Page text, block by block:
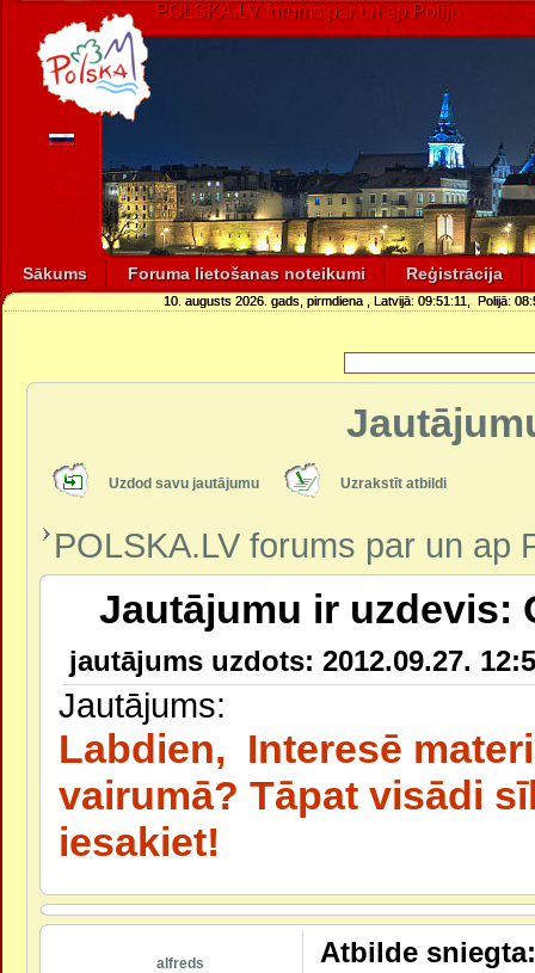
POLSKA.LV forums par un ap Poliju
Sākums Foruma lietošanas noteikumi Reģistrācija
10. augusts 2026. gads, pirmdiena , Latvijā: 09:51:12 , Polijā:
Uzdod savu jautājumu Uzrakstīt atbildi
POLSKA.LV forums par un ap
Jautājumu ir uzdevis:
jautājums uzdots: 2012.09.27.
Jautājums:
Labdien, Interesē
vairumā? Tāpat visādi
iesakiet!
alfreds Atbilde